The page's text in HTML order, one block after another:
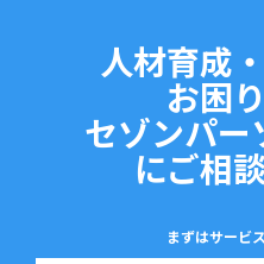
人材育成
お困
セゾンパー
にご相
まずはサービ